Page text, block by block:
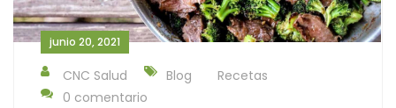
junio 20, 2021
CNC Salud Blog
Recetas
0 comentario